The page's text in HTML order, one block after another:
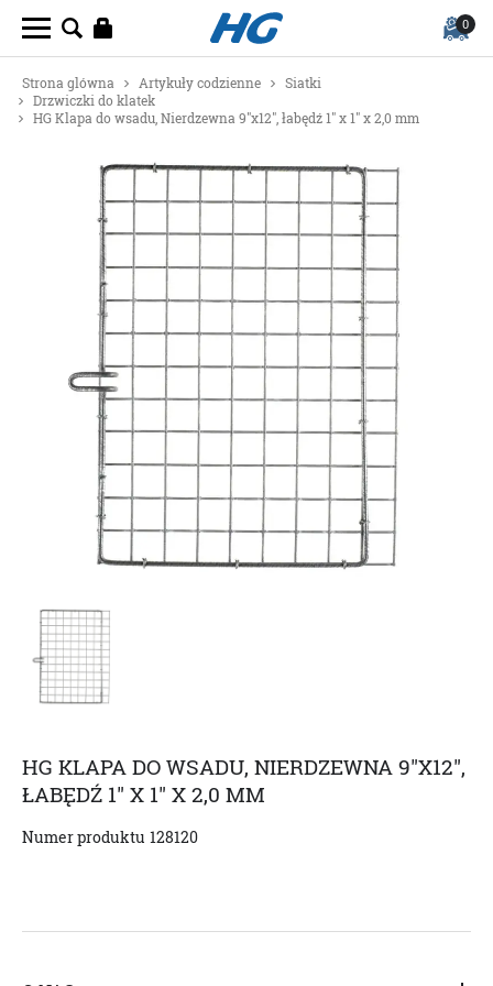
0
Strona glówna Artykuły codzienne
Siatki
Drzwiczki do klatek
HG Klapa do wsadu, Nierdzewna 9"x12", łabędź 1" x 1" x 2,0 mm
HG KLAPA DO WSADU, NIERDZEWNA 9"X12",
ŁABĘDŹ 1" X 1" X 2,0 MM
Numer produktu 128120